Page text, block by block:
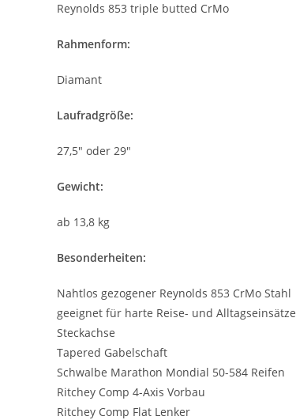
Reynolds 853 triple butted CrMo
Rahmenform:
Diamant
Laufradgröße:
27,5″ oder 29″
Gewicht:
ab 13,8 kg
Besonderheiten:
Nahtlos gezogener Reynolds 853 CrMo Stahl
geeignet für harte Reise- und Alltagseinsätze
Steckachse
Tapered Gabelschaft
Schwalbe Marathon Mondial 50-584 Reifen
Ritchey Comp 4-Axis Vorbau
Ritchey Comp Flat Lenker